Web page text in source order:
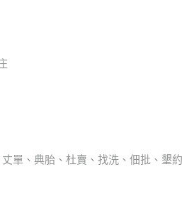
單、典胎、杜賣、找洗、佃批、墾